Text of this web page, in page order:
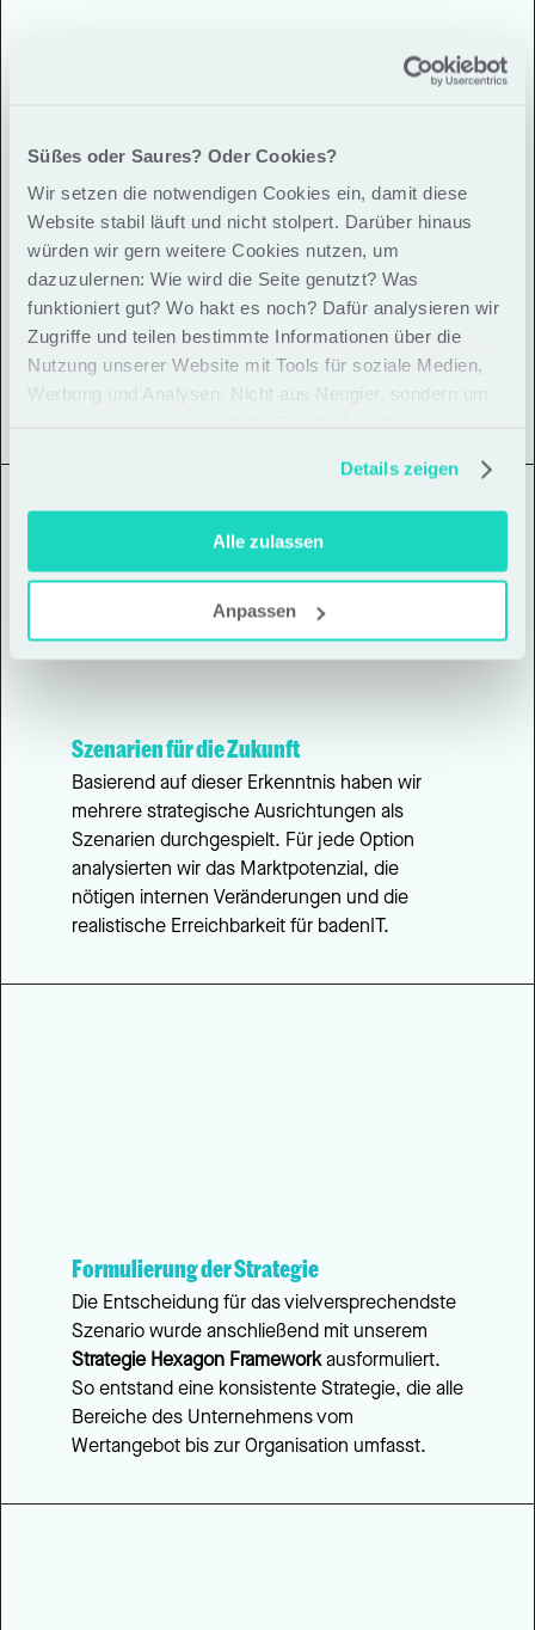
Süßes oder Saures? Oder Cookies?
Wir setzen die notwendigen Cookies ein, damit diese
Website stabil läuft und nicht stolpert. Darüber hinaus
würden wir gern weitere Cookies nutzen, um
dazuzulernen: Wie wird die Seite genutzt? Was
funktioniert gut? Wo hakt es noch? Dafür analysieren wir
Zugriffe und teilen bestimmte Informationen über die
Nutzung unserer Website mit Tools für soziale Medien,
Werbung und Analysen. Nicht aus Neugier, sondern um
Details zeigen
Alle zulassen
Anpassen
Analyse der Marktdynamik
Wertschöpfungskette im MSP-Markt
visualisiert. Dieser Schritt offenbarte eine
entscheidende Entwicklung: die massive
Serverless-Architekturen
Damit wurde klar, dass der Wert klassischer
strategischen Kontrollpunkte der Zukunft
Szenarien für die Zukunft
Basierend auf dieser Erkenntnis haben wir
mehrere strategische Ausrichtungen als
Szenarien durchgespielt. Für jede Option
analysierten wir das Marktpotenzial, die
nötigen internen Veränderungen und die
realistische Erreichbarkeit für badenIT.
Formulierung der Strategie
Die Entscheidung für das vielversprechendste
Strategie Hexagon Framework ausformuliert.
So entstand eine konsistente Strategie, die alle
Bereiche des Unternehmens vom
Wertangebot bis zur Organisation umfasst.